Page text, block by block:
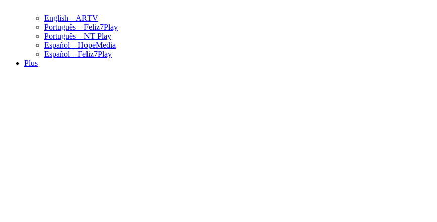
English – ARTV
Português – Feliz7Play
Português – NT Play
Español – HopeMedia
Español – Feliz7Play
Plus